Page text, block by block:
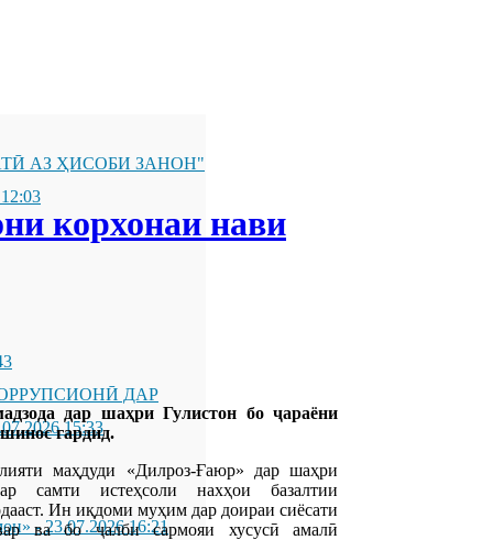
АЗ ҲИСОБИ ЗАНОН"
ДАР
15:33
-23.07.2026 16:21
корхонаи нави
дар шаҳри Гулистон бо ҷараёни
гардид.
маҳдуди «Дилроз-Ғаюр» дар шаҳри
самти истеҳсоли нахҳои базалтии
Ин иқдоми муҳим дар доираи сиёсати
ва бо ҷалби сармояи хусусӣ амалӣ